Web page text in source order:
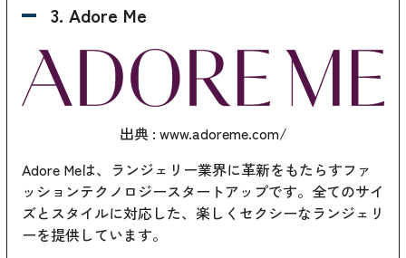
3. Adore Me
出典 : www.adoreme.com/
Adore Meは、ランジェリー業界に革新をもたらすファ
ッションテクノロジースタートアップです。全てのサイ
ズとスタイルに対応した、楽しくセクシーなランジェリ
ーを提供しています。